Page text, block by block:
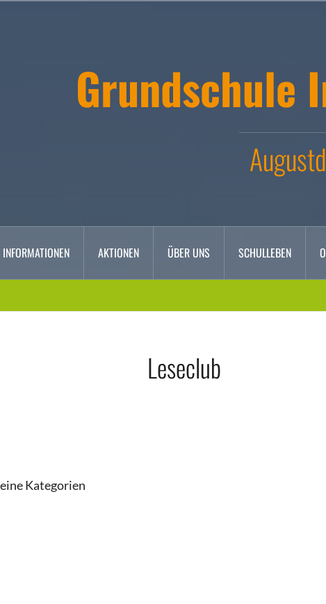
Grundschule
INFORMATIONEN AKTIONEN ÜBER UNS SCHULLEBEN
Leseclub
Kategorien